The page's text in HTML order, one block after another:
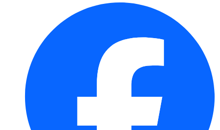
Königslilie Album
Steppensalbei-Set
Nelkenwurz Orange Pumpkin